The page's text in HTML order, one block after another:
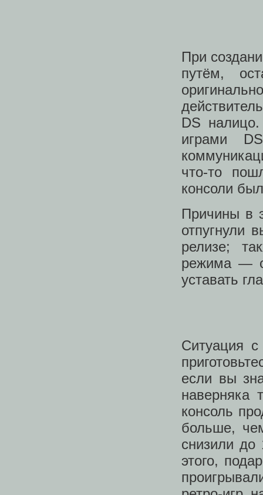
При
путём,
DS
играми
что-то
консоли
Причины в
отпугнули
релизе;
режима —
уставать
Ситуация
если вы
наверняка
консоль
больше,
снизили до
этого,